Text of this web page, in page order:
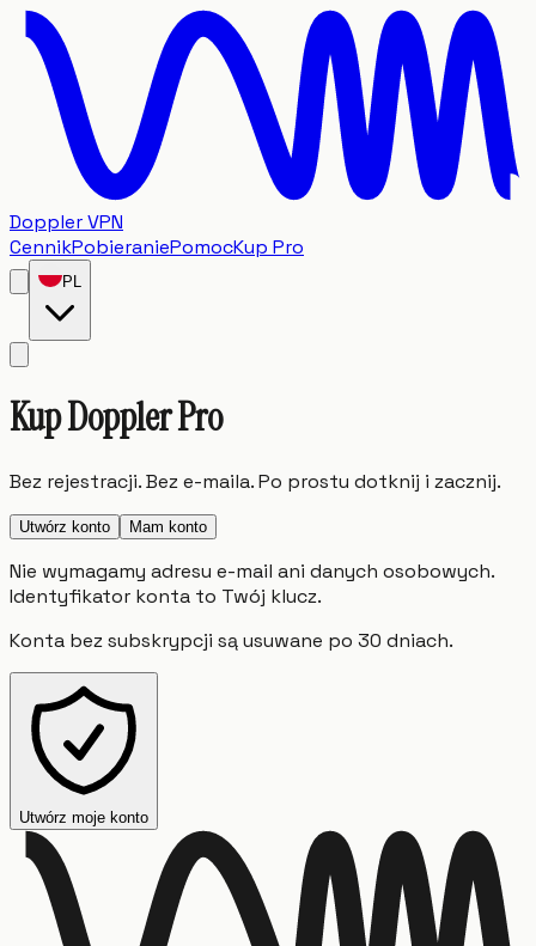
Doppler VPN
CennikPobieraniePomocKup Pro
PL
KupDopplerPro
Bez rejestracji. Bez e-maila. Po prostu dotknij i zacznij.
Utwórz konto Mam konto
Nie wymagamy adresu e-mail ani danych osobowych.
Identyfikator konta to Twój klucz.
Konta bez subskrypcji są usuwane po 30 dniach.
Utwórz moje konto